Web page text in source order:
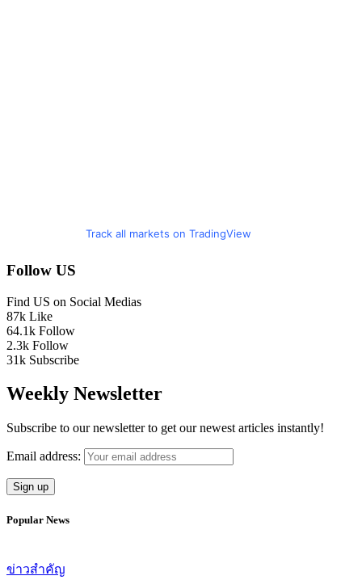
Track all markets on TradingView
Follow US
Find US on Social Medias
87k Like
64.1k Follow
2.3k Follow
31k Subscribe
Weekly Newsletter
Subscribe to our newsletter to get our newest articles instantly!
Email address:
Popular News
ข่าวสำคัญ